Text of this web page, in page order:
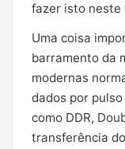
fazer isto neste
Uma coisa
barramento da
modernas
dados por
como DDR,
transferência